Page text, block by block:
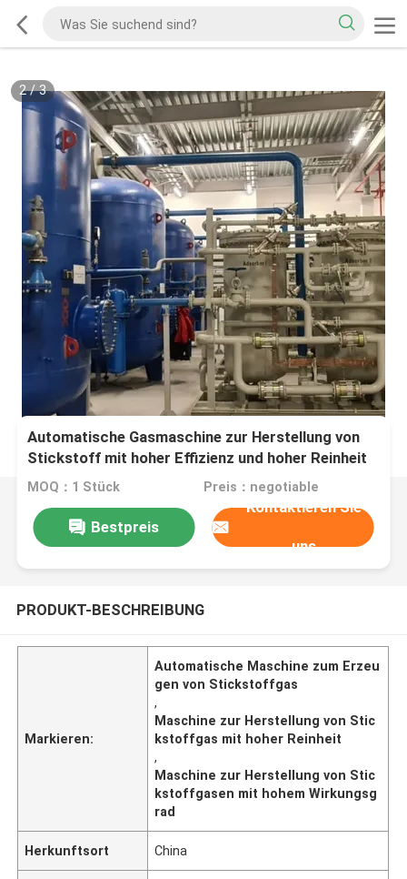
2/3
Automatische Gasmaschine zur Herstellung von
Stickstoff mit hoher Effizienz und hoher Reinheit
MOQ：1 Stück Preis：negotiable
Bestpreis
Kontaktieren Sie
uns
PRODUKT-BESCHREIBUNG
Markieren:
Automatische Maschine zum Erzeu
gen von Stickstoffgas
,
Maschine zur Herstellung von Stic
kstoffgas mit hoher Reinheit
,
Maschine zur Herstellung von Stic
kstoffgasen mit hohem Wirkungsg
rad
Herkunftsort China